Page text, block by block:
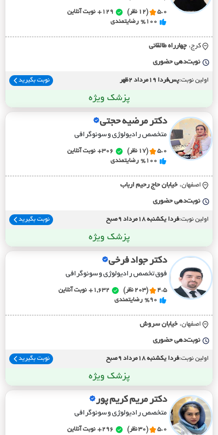
5.0 (12 نظر) 129+
نوبت آنلاین
%100 رضایتمندی
کرج، چهارراه طالقاني
نوبت‌دهی حضوری
اولین نوبت:پس‌فردا 19مرداد 2ظهر نوبت بگیرید
پزشک ویژه
دکتر مرضیه حجتی
متخصص رادیولوژی و سونوگرافی
5.0 (17 نظر) 306+
نوبت آنلاین
%100 رضایتمندی
اصفهان، خيابان حاج رحيم ارباب
نوبت‌دهی حضوری
اولین نوبت:فردا یکشنبه 18مرداد 9صبح نوبت بگیرید
پزشک ویژه
دکتر جواد فرخی
فوق تخصص رادیولوژی و سونوگرافی
4.5 (203 نظر) 1,632+
نوبت آنلاین
%90 رضایتمندی
اصفهان، خيابان سروش
نوبت‌دهی حضوری
اولین نوبت:فردا یکشنبه 18مرداد 9صبح نوبت بگیرید
پزشک ویژه
دکتر مریم کریم پور
متخصص رادیولوژی و سونوگرافی
5.0 (30 نظر) 296+
نوبت آنلاین